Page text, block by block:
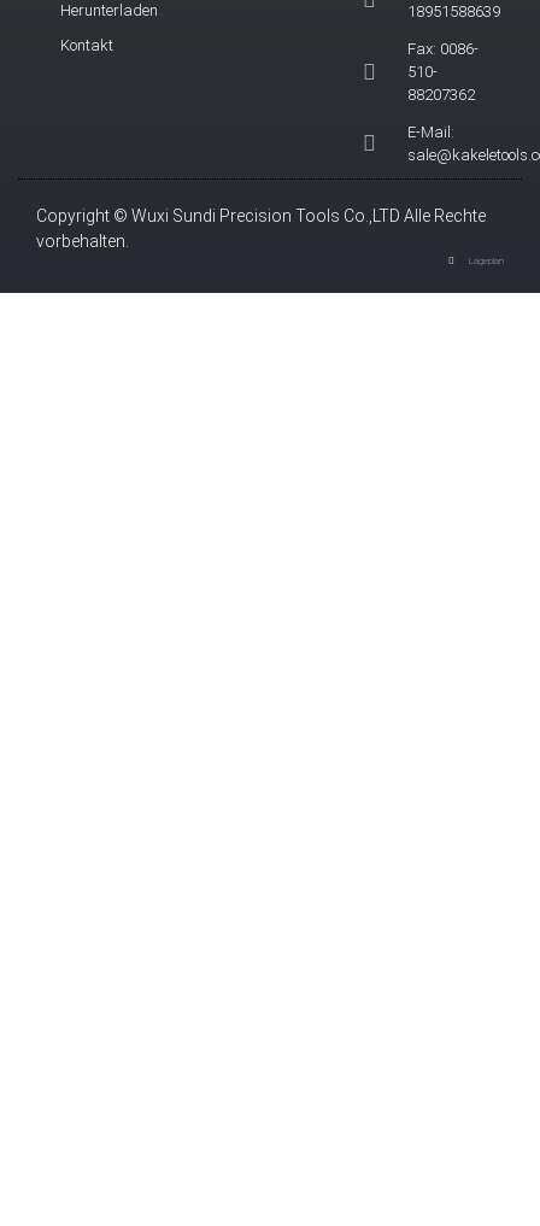
Herunterladen
Kontakt
18951588639
Fax: 0086-
510-
88207362
E-Mail:
Copyright © Wuxi Sundi Precision Tools Co.,LTD Alle Rechte
vorbehalten.
Lageplan